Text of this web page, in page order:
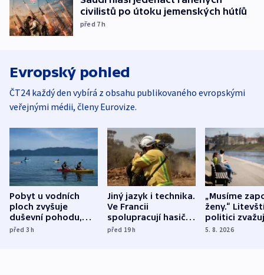
civilistů po útoku jemenských hútíů
před 7h
Evropský pohled
ČT24 každý den vybírá z obsahu publikovaného evropskými
veřejnými médii, členy Eurovize.
Pobyt u vodních
ploch zvyšuje
duševní pohodu,
ukázala
před 3h
Jiný jazyk i technika.
Ve Francii
spolupracují hasiči z
různých zemí
před 19h
„Musíme
ženy.“
politici
dohodu o
5. 8. 2026